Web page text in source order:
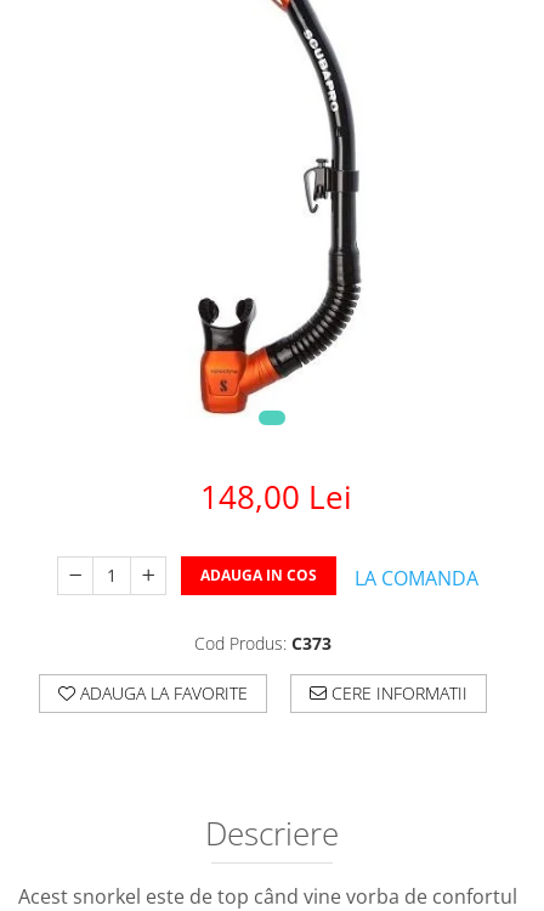
148,00 Lei
ADAUGA IN COS LA COMANDA
Cod Produs: C373
ADAUGA LA FAVORITE CERE INFORMATII
Descriere
Acest snorkel este de top când vine vorba de confortul